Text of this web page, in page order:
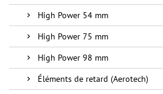
High Power 54 mm
High Power 75 mm
High Power 98 mm
Éléments de retard (Aerotech)